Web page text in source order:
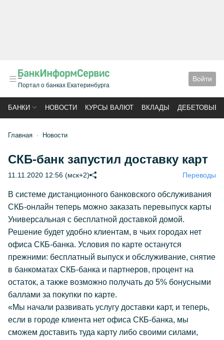
Портал о банках Екатеринбурга
Войти
БАНКИ НОВОСТИ КУРСЫ ВАЛЮТ ВКЛАДЫ ДЕБЕТОВЫЕ
Главная Новости
СКБ-банк запустил доставку карт
11.11.2020 12:56 (мск+2) Переводы
В системе дистанционного банковского обслуживания
СКБ-онлайн теперь можно заказать перевыпуск карты
Универсальная с бесплатной доставкой домой.
Решение будет удобно клиентам, в чьих городах нет
офиса СКБ-банка. Условия по карте останутся
прежними: бесплатный выпуск и обслуживание, снятие
в банкоматах СКБ-банка и партнеров, процент на
остаток, а также возможно получать до 5% бонусными
баллами за покупки по карте.
«Мы начали развивать услугу доставки карт, и теперь,
если в городе клиента нет офиса СКБ-банка, мы
сможем доставить туда карту либо своими силами,